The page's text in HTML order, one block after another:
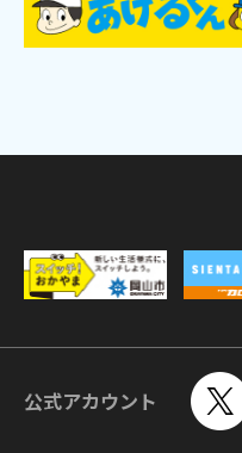
公式アカウント